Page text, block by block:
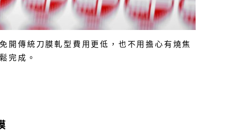
開傳統刀膜軋型費用更低，也不用擔心有燒焦
完成。